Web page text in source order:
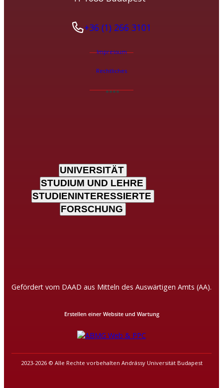
+36 (1) 266 3101
Impressum
Rechtliches
UNIVERSITÄT
STUDIUM UND LEHRE
STUDIENINTERESSIERTE
FORSCHUNG
Gefördert vom DAAD aus Mitteln des Auswärtigen Amts (AA).
2023-2026 © Alle Rechte vorbehalten Andrássy Universität Budapest
Erstellen einer Website und Wartung